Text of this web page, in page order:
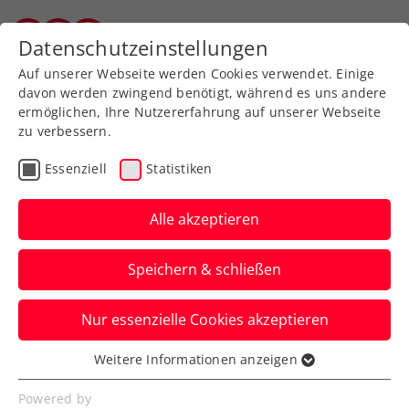
Zurück zur Newsübersicht
Turniere
Red Bull BassLine 2024:
Zverev kann seinen Titel
verteidigen
Der deutsche Weltranglistendritte
triumphiert wie 2023 beim coolen
Aufwärmturnier zum ATP-Event in Wien.
Verfasst von: Presseaussendung / Redaktion, 19.10.2024
Datenschutzeinstellungen
Auf unserer Webseite werden Cookies verwendet. Einige
davon werden zwingend benötigt, während es uns andere
ermöglichen, Ihre Nutzererfahrung auf unserer Webseite
zu verbessern.
Essenziell Statistiken
Alle akzeptieren
Speichern & schließen
Nur essenzielle Cookies akzeptieren
Essenziell
Essenzielle Cookies werden für grundlegende
Weitere Informationen anzeigen
Powered by